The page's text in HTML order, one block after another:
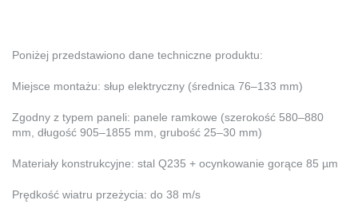
Poniżej przedstawiono dane techniczne produktu:
Miejsce montażu: słup elektryczny (średnica 76–133 mm)
Zgodny z typem paneli: panele ramkowe (szerokość 580–880
mm, długość 905–1855 mm, grubość 25–30 mm)
Materiały konstrukcyjne: stal Q235 + ocynkowanie gorące 85 µm
Prędkość wiatru przeżycia: do 38 m/s